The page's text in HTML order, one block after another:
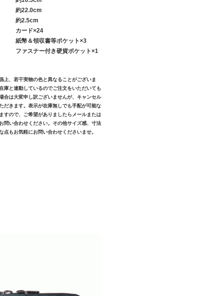
22.0cm
2.5cm
ード×24
領収書等ポケット×3
ナー付き硬貨ポケット×1
上、若干実物の色と異なることがございま
庫と連動しているのでご注文をいただいても
合は大変申し訳ございませんが、キャンセル
だきます。表示が在庫無しでも手配が可能な
すので、ご希望がありましたらメールまたは
問い合わせください。その他サイズ感、寸法
点もお気軽にお問い合わせくださいませ。